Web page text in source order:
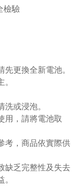
檢驗
更換全新電池。
或浸泡。
用，請將電池取
考，商品依實際供
缺乏完整性及失去